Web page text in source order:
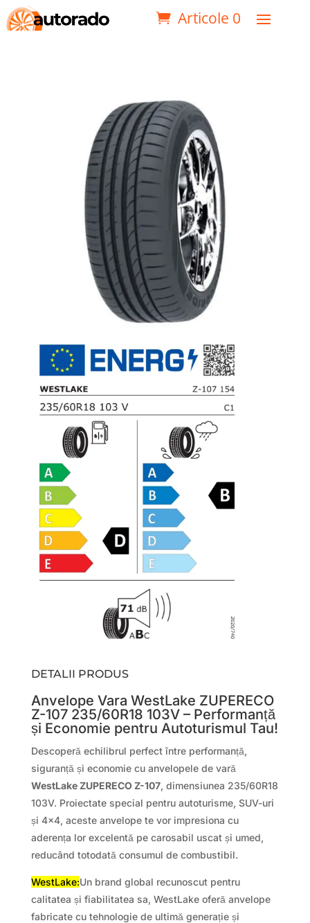
Articole 0
DETALII PRODUS
Anvelope Vara WestLake ZUPERECO
Z-107 235/60R18 103V – Performanță
și Economie pentru Autoturismul Tau!
Descoperă echilibrul perfect între performanță,
siguranță și economie cu anvelopele de vară
WestLake ZUPERECO Z-107, dimensiunea 235/60R18
103V. Proiectate special pentru autoturisme, SUV-uri
și 4×4, aceste anvelope te vor impresiona cu
aderența lor excelentă pe carosabil uscat și umed,
reducând totodată consumul de combustibil.
WestLake:Un brand global recunoscut pentru
calitatea și fiabilitatea sa, WestLake oferă anvelope
fabricate cu tehnologie de ultimă generație și